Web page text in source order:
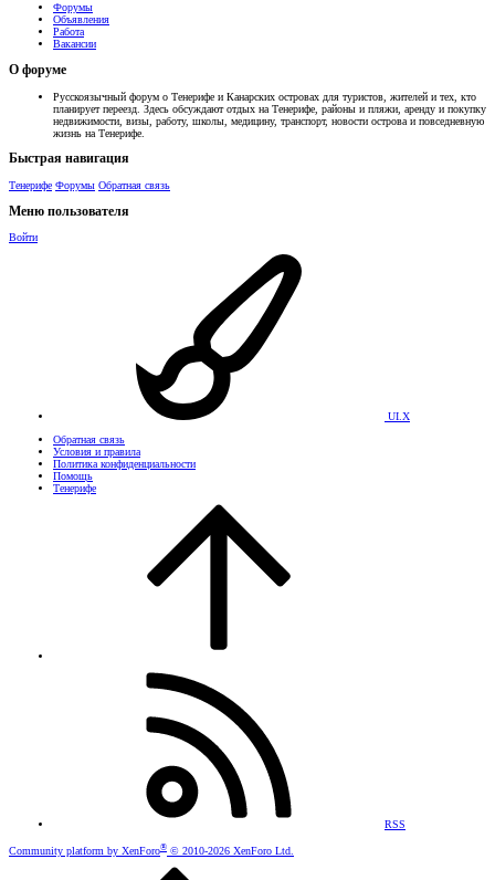
Форумы
Объявления
Работа
Вакансии
О форуме
Русскоязычный форум о Тенерифе и Канарских островах для туристов, жителей и тех, кто
планирует переезд. Здесь обсуждают отдых на Тенерифе, районы и пляжи, аренду и покупку
недвижимости, визы, работу, школы, медицину, транспорт, новости острова и повседневную
жизнь на Тенерифе.
Быстрая навигация
Тенерифе Форумы Обратная связь
Меню пользователя
Войти
UI.X
Обратная связь
Условия и правила
Политика конфиденциальности
Помощь
Тенерифе
RSS
Community platform by XenForo® © 2010-2026 XenForo Ltd.